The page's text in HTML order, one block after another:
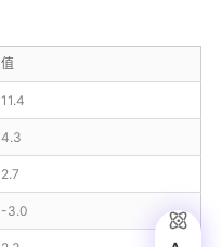
值
11.4
4.3
2.7
-3.0 